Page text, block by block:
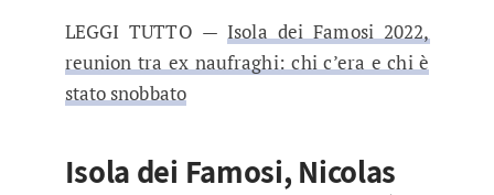
LEGGI TUTTO — Isola dei Famosi 2022,
reunion tra ex naufraghi: chi c’era e chi è
stato snobbato
Isola dei Famosi, Nicolas